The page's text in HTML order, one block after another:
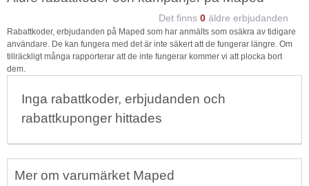
Det finns 0 äldre erbjudanden
Rabattkoder, erbjudanden på Maped som har anmälts som osäkra av tidigare
användare. De kan fungera med det är inte säkert att de fungerar längre. Om
tillräckligt många rapporterar att de inte fungerar kommer vi att plocka bort
dem.
Inga rabattkoder, erbjudanden och
rabattkuponger hittades
Mer om varumärket Maped